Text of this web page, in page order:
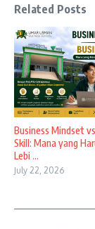
Related Posts
Business Mindset
Skill: Mana yang
Lebi ...
July 22, 2026